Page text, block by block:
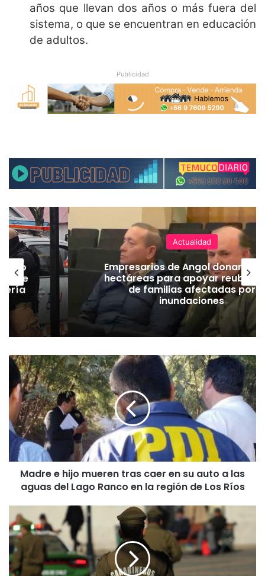
años que llevan dos años o más fuera del
sistema, o que se encuentran en educación
de adultos.
Publicidad
de
Actualidad
Empresarios de Angol donan
hectáreas para apoyar
de familias afectadas por
inundaciones
M
d
r
e
e
h
j
r
e
n
t
r
Madre e hijo mueren tras caer en su auto a las
aguas del Lago Ranco en la región de Los Ríos
u
n
c
i